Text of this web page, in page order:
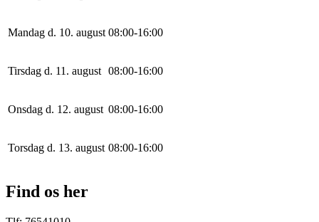
Mandag d. 10. august 08:00-16:00
Tirsdag d. 11. august 08:00-16:00
Onsdag d. 12. august 08:00-16:00
Torsdag d. 13. august 08:00-16:00
Find os her